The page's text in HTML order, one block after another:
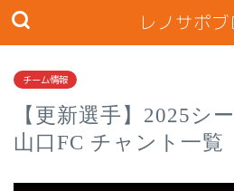
レノサポ
チーム情報
【更新選手】2025シ
山口FC チャント一覧